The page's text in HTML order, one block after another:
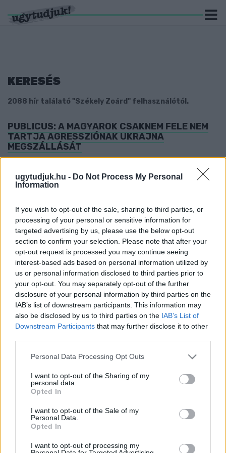
ugytudjuk.hu - Do Not Process My Personal
Information
If you wish to opt-out of the sale, sharing to third parties, or
processing of your personal or sensitive information for
targeted advertising by us, please use the below opt-out
section to confirm your selection. Please note that after your
opt-out request is processed you may continue seeing
interest-based ads based on personal information utilized by
us or personal information disclosed to third parties prior to
your opt-out. You may separately opt-out of the further
disclosure of your personal information by third parties on the
IAB’s list of downstream participants. This information may
also be disclosed by us to third parties on the IAB’s List of
Downstream Participants that may further disclose it to other
Please note that this website/app uses one or more Google
not limited to your visit or usage behaviour. You may click to
grant or deny consent to Google and its third-party tags to
use your data for below specified purposes in below Google
consent section.
Personal Data Processing Opt Outs
I want to opt-out of the Sharing of my
personal data.
Opted In
I want to opt-out of the Sale of my
Personal Data.
Opted In
I want to opt-out of processing my
KERESÉS
2088 hír találató "Székely Zoárd" felhasználótól.
PUBLICUS: A MAGYAROK CSAKNEM FELE NEM
TARTJA AGRESSZIÓNAK UKRAJNA
MEGSZÁLLÁSÁT
A magyarok egynegyede szerint Oroszország csak védekezik.
BALESETE UTÁN ELHUNYT EGY VILÁGBAJNOK
2022. május. 19. 20:02
A főtörzsőrmester április végén szenvedett balesetet, amikor
100 km/óra sebességgel csapódott a földbe.
ORBÁN ÚGY DÖNTÖTT, ROGÁNRA BÍZZA A
KORRUPCIÓ ELLENŐRZÉSÉT
2022. május. 19. 20:02
Szijjártótól pedig elvette az Eximbankot.
REKORDMAGASAK AZ ALBÉRLETÁRAK:
HAVONTA ÁTLAGOSAN 170 EZER FORINTBA
KERÜL EGY LAKÁS BUDAPESTEN, AKÁR 150
EZER FORINT IS LEHET A LAKBÉR GYŐRBEN
2022. május. 18. 20:25
FOLYTATJA TOVÁBB
2022. május. 16. 16:03
az Európai Unióból.
KÉSSEL FENYEGETVE AKARTA KIRABOLNI
VOLT MUNKAADÓJÁT EGY HAJLÉKTALAN
CSORNÁN